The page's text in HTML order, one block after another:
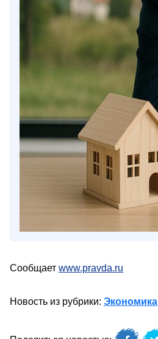
Сообщает www.pravda.ru
Новость из рубрики: Экономика